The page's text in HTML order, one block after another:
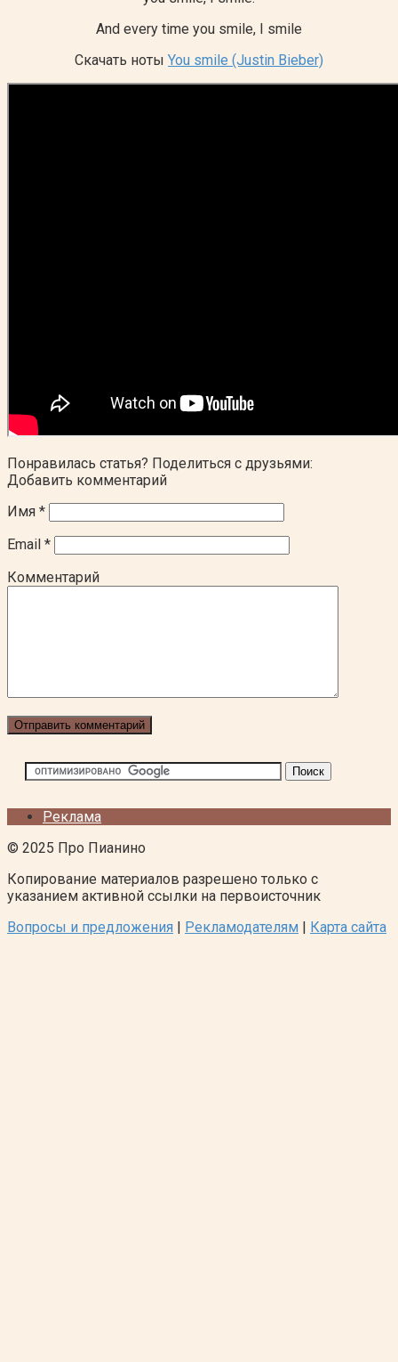
And every time you smile, I smile
Скачать ноты You smile (Justin Bieber)
Понравилась статья? Поделиться с друзьями:
Добавить комментарий
Имя *
Email *
Комментарий
Реклама
© 2025 Про Пианино
Копирование материалов разрешено только с
указанием активной ссылки на первоисточник
Вопросы и предложения | Рекламодателям | Карта сайта